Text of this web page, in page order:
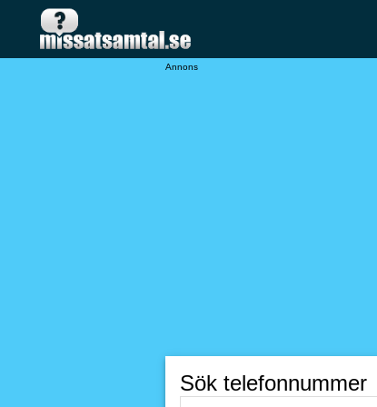
Annons
Sök telefonnummer